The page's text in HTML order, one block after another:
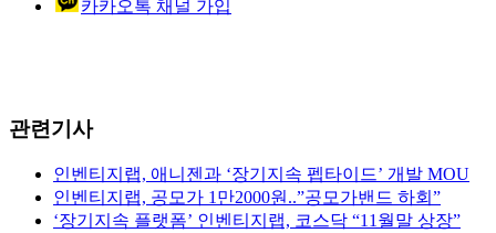
카카오톡 채널 가입
관련기사
인벤티지랩, 애니젠과 ‘장기지속 펩타이드’ 개발 MOU
인벤티지랩, 공모가 1만2000원..”공모가밴드 하회”
‘장기지속 플랫폼’ 인벤티지랩, 코스닥 “11월말 상장”